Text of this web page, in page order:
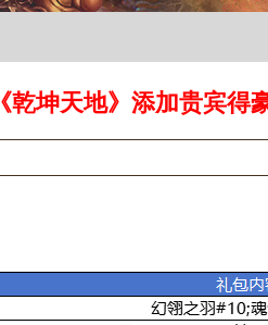
《乾坤天地》添加贵宾得